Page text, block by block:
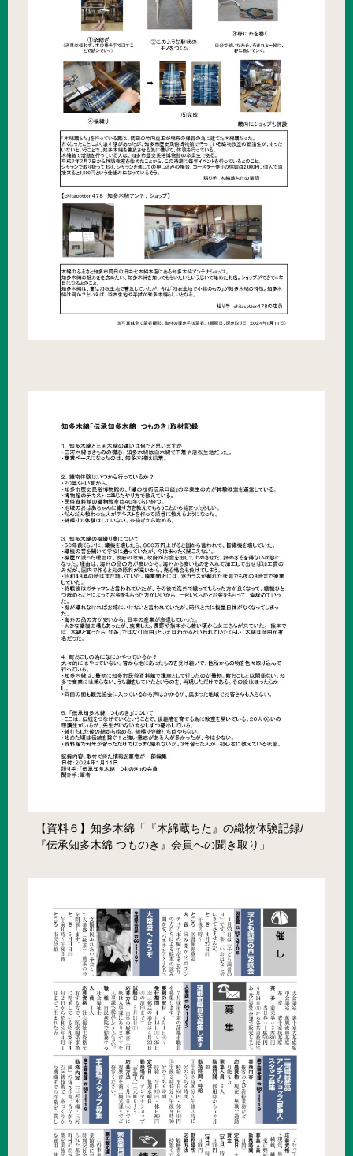
【資料６】知多木綿「『木綿蔵ちた』の織物体験記録/
『伝承知多木綿 つものき』会員への聞き取り」